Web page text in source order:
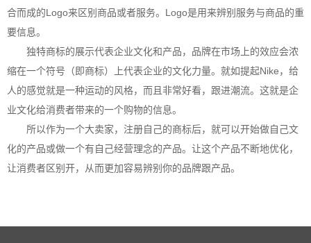
合而成的Logo来区别商品或者服务。Logo是用来辨别服务与商品的重
要信息。
独特商标的展示代表企业文化和产品，品牌在市场上的效应会浓
缩在一个符号（即商标）上代表企业的文化力量。就如提起Nike，给
人的感觉就是一种运动的风格，而且非常好看，跟进潮流。这就是企
业文化给消费者带来的一个购物的信息。
所以作为一个大卖家，注册自己的商标后，就可以开始做自己文
化的产品或做一个有自己经营理念的产品。让这个产品不断地优化，
让消费者区别开，从而更加容易辨别你的品牌跟产品。